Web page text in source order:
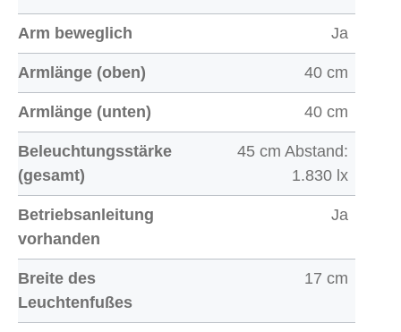
Arm beweglich Ja
Armlänge (oben) 40 cm
Armlänge (unten) 40 cm
Beleuchtungsstärke
(gesamt)
45 cm Abstand:
1.830 lx
Betriebsanleitung
vorhanden
Ja
Breite des
Leuchtenfußes
17 cm